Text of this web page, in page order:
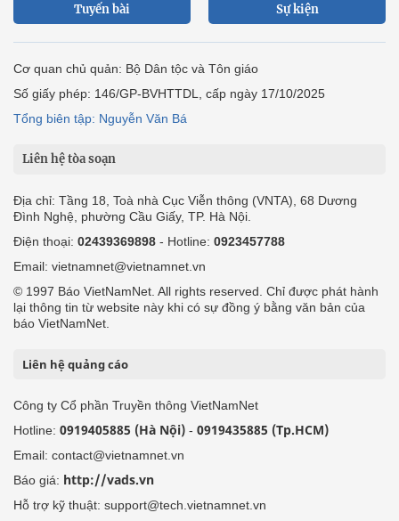
Tuyến bài Sự kiện
Cơ quan chủ quản: Bộ Dân tộc và Tôn giáo
Số giấy phép: 146/GP-BVHTTDL, cấp ngày 17/10/2025
Tổng biên tập: Nguyễn Văn Bá
Liên hệ tòa soạn
Địa chỉ: Tầng 18, Toà nhà Cục Viễn thông (VNTA), 68 Dương
Đình Nghệ, phường Cầu Giấy, TP. Hà Nội.
Điện thoại: 02439369898 - Hotline: 0923457788
Email: vietnamnet@vietnamnet.vn
© 1997 Báo VietNamNet. All rights reserved. Chỉ được phát hành
lại thông tin từ website này khi có sự đồng ý bằng văn bản của
báo VietNamNet.
Liên hệ quảng cáo
Công ty Cổ phần Truyền thông VietNamNet
Hotline: 0919405885 (Hà Nội) - 0919435885 (Tp.HCM)
Email: contact@vietnamnet.vn
Báo giá: http://vads.vn
Hỗ trợ kỹ thuật: support@tech.vietnamnet.vn